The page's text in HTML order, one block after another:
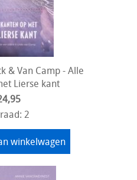
& Van Camp - Alle
Lierse kant
2
winkelwagen